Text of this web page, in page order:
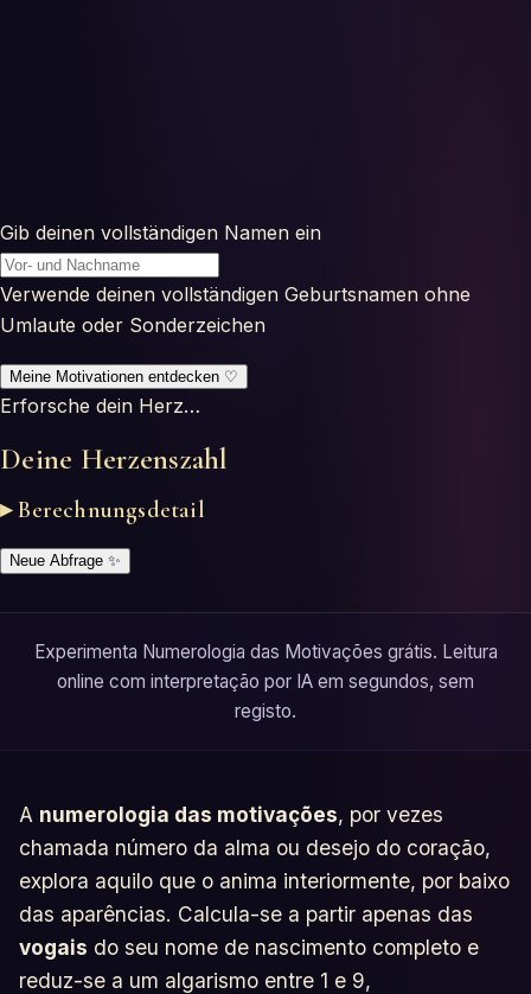
Gib deinen vollständigen Namen ein
Verwende deinen vollständigen Geburtsnamen ohne
Umlaute oder Sonderzeichen
Meine Motivationen entdecken ♡
Erforsche dein Herz…
Deine Herzenszahl
▸ Berechnungsdetail
Neue Abfrage ✨
Experimenta Numerologia das Motivações grátis. Leitura
online com interpretação por IA em segundos, sem
registo.
A numerologia das motivações, por vezes
chamada número da alma ou desejo do coração,
explora aquilo que o anima interiormente, por baixo
das aparências. Calcula-se a partir apenas das
vogais do seu nome de nascimento completo e
reduz-se a um algarismo entre 1 e 9,